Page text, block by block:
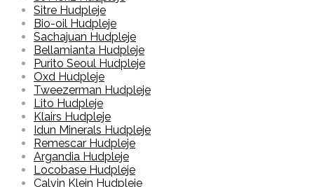
Sitre Hudpleje
Bio-oil Hudpleje
Sachajuan Hudpleje
Bellamianta Hudpleje
Purito Seoul Hudpleje
Oxd Hudpleje
Tweezerman Hudpleje
Lito Hudpleje
Klairs Hudpleje
Idun Minerals Hudpleje
Remescar Hudpleje
Argandia Hudpleje
Locobase Hudpleje
Calvin Klein Hudpleje